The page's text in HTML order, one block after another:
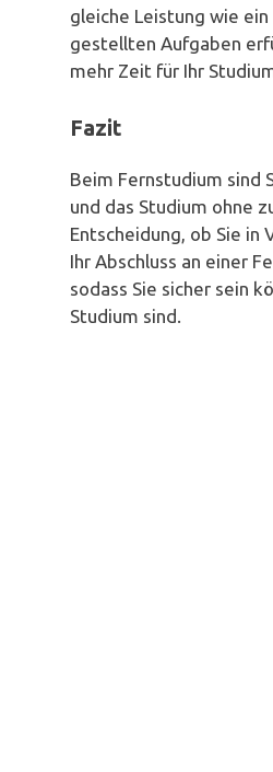
gleiche Leistung wie
gestellten Aufgaben
mehr Zeit für Ihr
Fazit
Beim Fernstudium sind
und das Studium ohne
Entscheidung, ob Sie
Ihr Abschluss an einer
sodass Sie sicher sein
Studium sind.